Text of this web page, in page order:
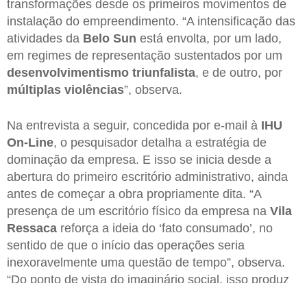
transformações desde os primeiros movimentos de
instalação do empreendimento. “A intensificação das
atividades da Belo Sun está envolta, por um lado,
em regimes de representação sustentados por um
desenvolvimentismo triunfalista, e de outro, por
múltiplas violências”, observa.
Na entrevista a seguir, concedida por e-mail à IHU
On-Line, o pesquisador detalha a estratégia de
dominação da empresa. E isso se inicia desde a
abertura do primeiro escritório administrativo, ainda
antes de começar a obra propriamente dita. “A
presença de um escritório físico da empresa na Vila
Ressaca reforça a ideia do ‘fato consumado’, no
sentido de que o início das operações seria
inexoravelmente uma questão de tempo”, observa.
“Do ponto de vista do imaginário social, isso produz